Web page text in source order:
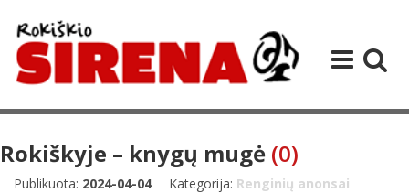
Rokiškyje – knygų mugė (0)
Publikuota: 2024-04-04 Kategorija: Renginių anonsai